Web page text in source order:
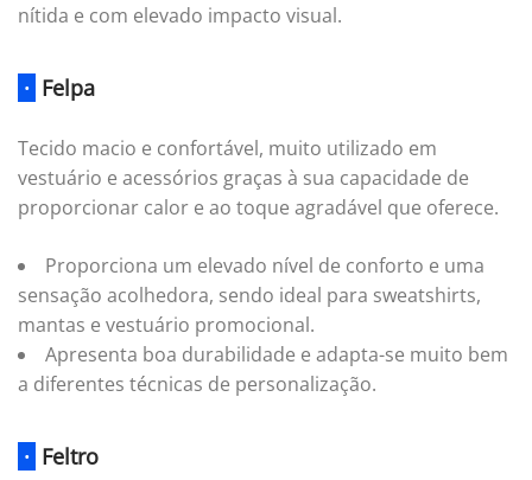
nítida e com elevado impacto visual.
· Felpa
Tecido macio e confortável, muito utilizado em
vestuário e acessórios graças à sua capacidade de
proporcionar calor e ao toque agradável que oferece.
Proporciona um elevado nível de conforto e uma
sensação acolhedora, sendo ideal para sweatshirts,
mantas e vestuário promocional.
Apresenta boa durabilidade e adapta-se muito bem
a diferentes técnicas de personalização.
· Feltro